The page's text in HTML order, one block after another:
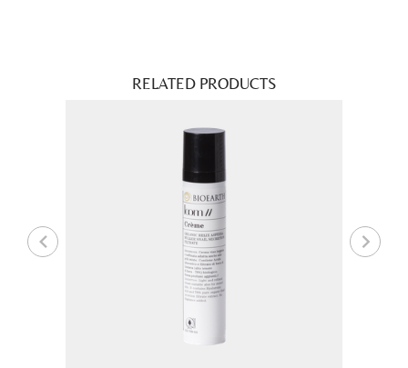
RELATED PRODUCTS